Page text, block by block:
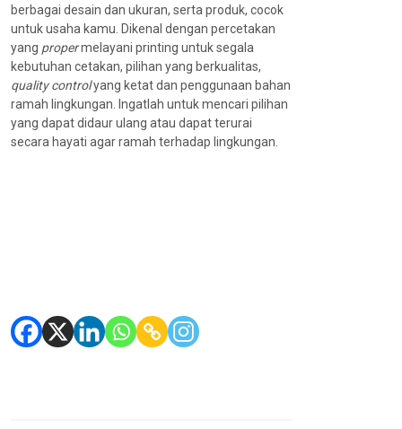
berbagai desain dan ukuran, serta produk, cocok
untuk usaha kamu. Dikenal dengan percetakan
yang propermelayani printing untuk segala
kebutuhan cetakan, pilihan yang berkualitas,
quality controlyang ketat dan penggunaan bahan
ramah lingkungan. Ingatlah untuk mencari pilihan
yang dapat didaur ulang atau dapat terurai
secara hayati agar ramah terhadap lingkungan.